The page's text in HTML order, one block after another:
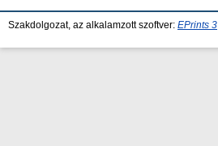
Szakdolgozat, az alkalamzott szoftver: EPrints 3